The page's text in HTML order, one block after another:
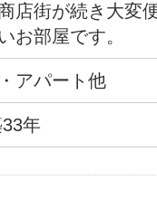
店街が続き大変
お部屋です。
アパート他
年